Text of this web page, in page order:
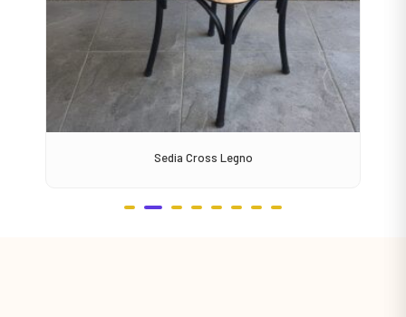
Sedia Cross Legno